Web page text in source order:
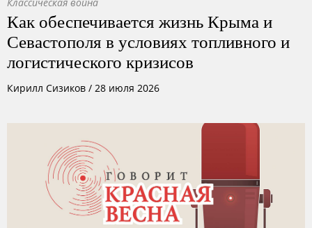
Как обеспечивается жизнь Крыма и
Севастополя в условиях топливного и
логистического кризисов
Кирилл Сизиков / 28 июля 2026